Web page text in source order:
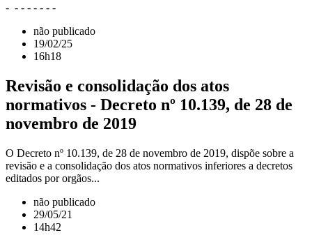
- - - - - - - -
não publicado
19/02/25
16h18
Revisão e consolidação dos atos
normativos - Decreto nº 10.139, de 28 de
novembro de 2019
O Decreto nº 10.139, de 28 de novembro de 2019, dispõe sobre a
revisão e a consolidação dos atos normativos inferiores a decretos
editados por orgãos...
não publicado
29/05/21
14h42